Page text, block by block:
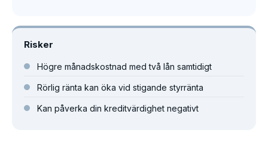
Risker
Högre månadskostnad med två lån samtidigt
Rörlig ränta kan öka vid stigande styrränta
Kan påverka din kreditvärdighet negativt